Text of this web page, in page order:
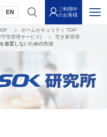
EN
ご利用中
のお客様
ホームセキュリティ TOP
宅管理サービス)
空き家管理
放置しないための方法